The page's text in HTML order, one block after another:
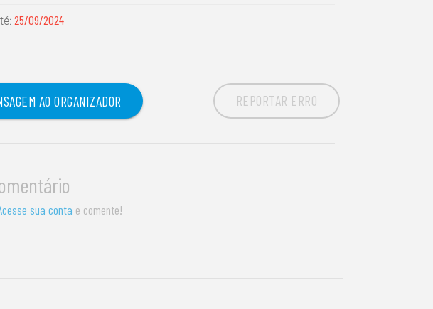
25/09/2024
AO ORGANIZADOR REPORTAR ERRO
sua conta e comente!